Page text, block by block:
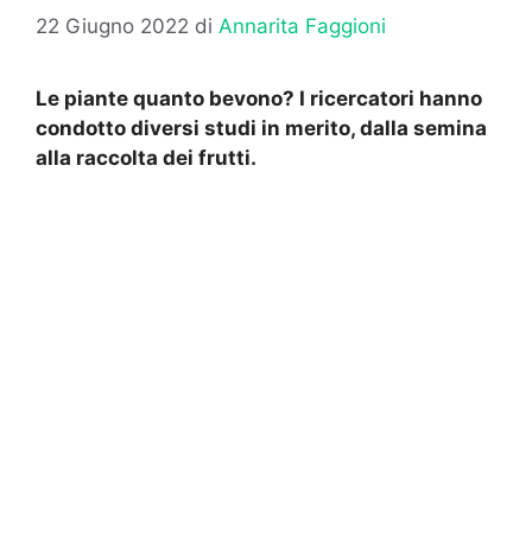
22 Giugno 2022 di Annarita Faggioni
Le piante quanto bevono? I ricercatori hanno
condotto diversi studi in merito, dalla semina
alla raccolta dei frutti.